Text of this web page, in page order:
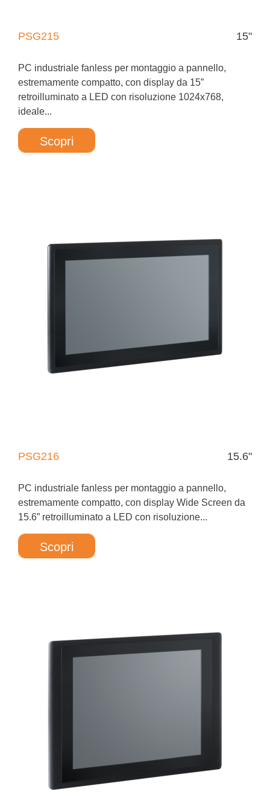
PSG215 15"
PC industriale fanless per montaggio a pannello,
estremamente compatto, con display da 15”
retroilluminato a LED con risoluzione 1024x768,
ideale...
Scopri
PSG216 15.6"
PC industriale fanless per montaggio a pannello,
estremamente compatto, con display Wide Screen da
15.6” retroilluminato a LED con risoluzione...
Scopri